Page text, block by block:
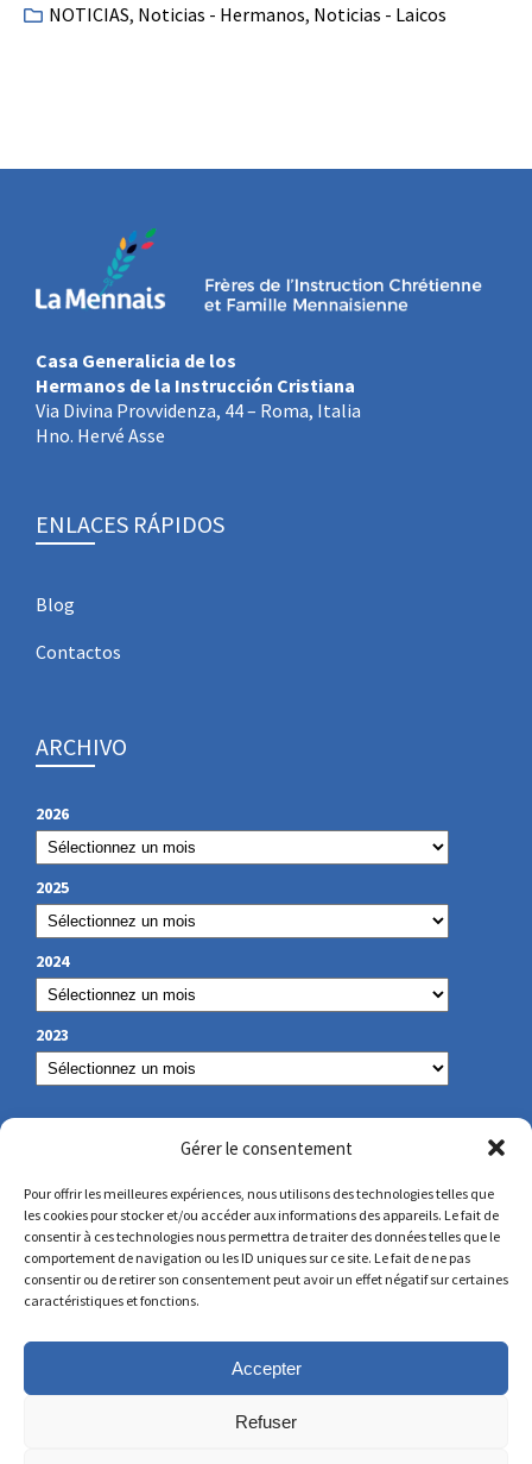
Gérer le consentement
Pour offrir les meilleures expériences, nous utilisons des technologies telles que
les cookies pour stocker et/ou accéder aux informations des appareils. Le fait de
consentir à ces technologies nous permettra de traiter des données telles que le
comportement de navigation ou les ID uniques sur ce site. Le fait de ne pas
consentir ou de retirer son consentement peut avoir un effet négatif sur certaines
caractéristiques et fonctions.
Accepter
Refuser
NOTICIAS, Noticias - Hermanos, Noticias - Laicos
Casa Generalicia de los
Hermanos de la Instrucción Cristiana
Via Divina Provvidenza, 44 – Roma, Italia
Hno. Hervé Asse
ENLACES RÁPIDOS
Blog
Contactos
ARCHIVO
2026
2025
2024
2023
NUESTROS DATOS DE CONTACTO
secretariat@lamennais.org
protectionenfance@lamennais.org